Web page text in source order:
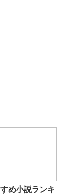
め小説ランキ